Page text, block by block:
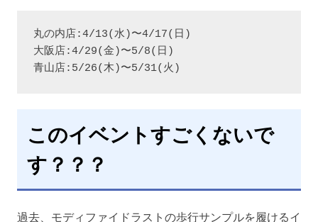
丸の内店:4/13(水)〜4/17(日)
大阪店:4/29(金)〜5/8(日)
青山店:5/26(木)〜5/31(火)
このイベントすごくないで
す？？？
過去、モディファイドラストの歩行サンプルを履けるイ